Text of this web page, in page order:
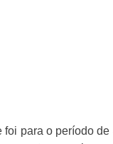
para o período